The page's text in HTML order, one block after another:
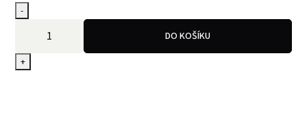
-
+
DO KOŠÍKU